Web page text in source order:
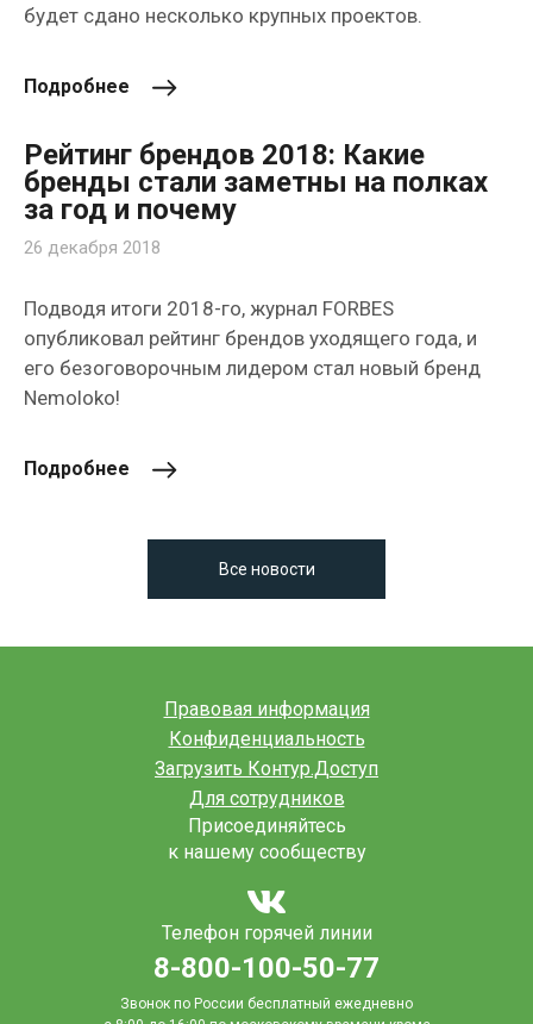
будет сдано несколько крупных проектов.
Подробнее
Рейтинг брендов 2018: Какие
бренды стали заметны на полках
за год и почему
26 декабря 2018
Подводя итоги 2018-го, журнал FORBES
опубликовал рейтинг брендов уходящего года, и
его безоговорочным лидером стал новый бренд
Nemoloko!
Подробнее
Все новости
Правовая информация
Конфиденциальность
Загрузить Контур.Доступ
Для сотрудников
Присоединяйтесь
к нашему сообществу
Телефон горячей линии
8-800-100-50-77
Звонок по России бесплатный ежедневно